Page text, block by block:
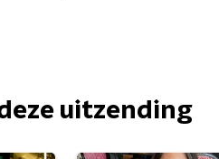
uitzending